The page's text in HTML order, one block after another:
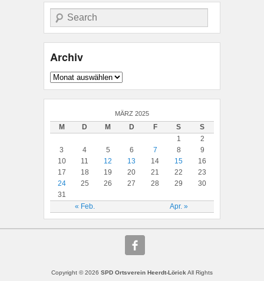
Suche
Archiv
Archiv
MÄRZ 2025
M D M D F S S
« Feb. Apr. »
1
2
3
4 5 6 7 8
9
10
11 12 13 14 15
16
17
18 19 20 21 22
23
24
25 26 27 28 29
30
31
Copyright © 2026 SPD Ortsverein Heerdt-Lörick All Rights